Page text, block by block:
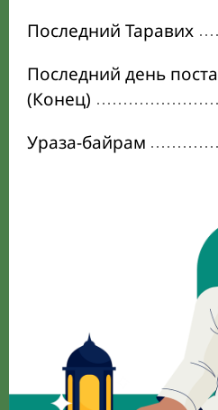
Последний Таравих
Последний день поста
(Конец)
Ураза-байрам